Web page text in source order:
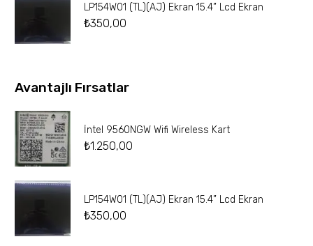
LP154W01 (TL)(AJ) Ekran 15.4” Lcd Ekran
₺350,00
Avantajlı Fırsatlar
İntel 9560NGW Wifi Wireless Kart
₺1.250,00
LP154W01 (TL)(AJ) Ekran 15.4” Lcd Ekran
₺350,00